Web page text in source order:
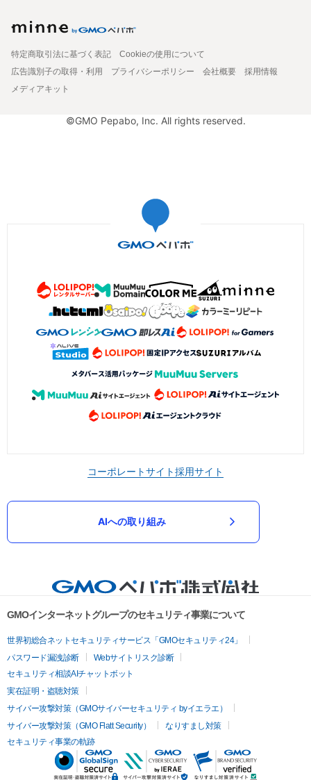
特定商取引法に基づく表記
Cookieの使用について
広告識別子の取得・利用
プライバシーポリシー 会社概要
採用情報
メディアキット
©GMO Pepabo, Inc. All rights reserved.
コーポレートサイト採用サイト
AIへの取り組み
GMOインターネットグループのセキュリティ事業について
世界初総合ネットセキュリティサービス「GMOセキュリティ24」
パスワード漏洩診断
Webサイトリスク診断
セキュリティ相談AIチャットボット
実在証明・盗聴対策
サイバー攻撃対策（GMOサイバーセキュリティ byイエラエ）
サイバー攻撃対策（GMO Flatt Security）
なりすまし対策
セキュリティ事業の軌跡